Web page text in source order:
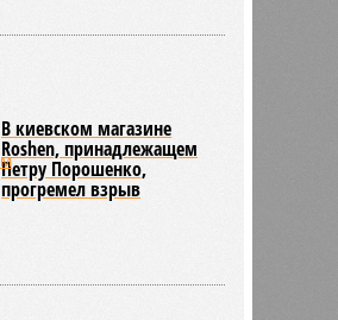
В киевском магазине
Roshen, принадлежащем
Петру Порошенко,
прогремел взрыв